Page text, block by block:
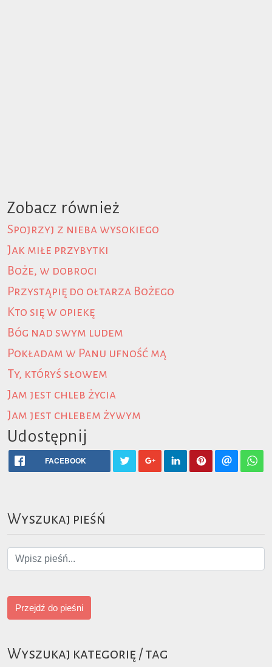
Zobacz również
Spojrzyj z nieba wysokiego
Jak miłe przybytki
Boże, w dobroci
Przystąpię do ołtarza Bożego
Kto się w opiekę
Bóg nad swym ludem
Pokładam w Panu ufność mą
Ty, któryś słowem
Jam jest chleb życia
Jam jest chlebem żywym
Udostępnij
FACEBOOK
Wyszukaj pieśń
Przejdź do pieśni
Wyszukaj kategorię / tag